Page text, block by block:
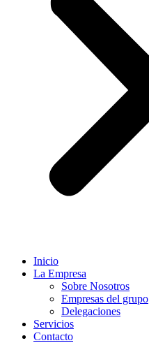
Inicio
La Empresa
Sobre Nosotros
Empresas del grupo
Delegaciones
Servicios
Contacto